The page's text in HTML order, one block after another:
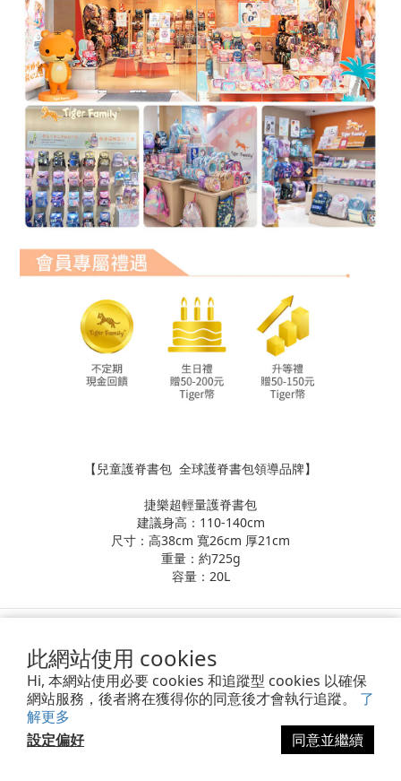
此網站使用 cookies
Hi, 本網站使用必要 cookies 和追蹤型 cookies 以確保
網站服務，後者將在獲得你的同意後才會執行追蹤。 了
解更多
設定偏好
同意並繼續
【兒童護脊書包 全球護脊書包領導品牌】
捷樂超輕量護脊書包
建議身高：110-140cm
尺寸：高38cm 寬26cm 厚21cm
重量：約725g
容量：20L
立即購買
關於Tiger
品牌介紹